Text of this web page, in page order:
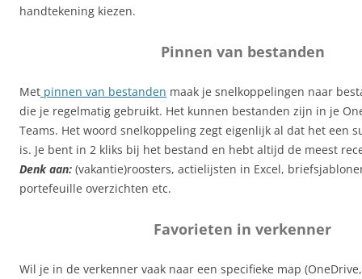
handtekening kiezen.
Pinnen van bestanden
Met pinnen van bestanden maak je snelkoppelingen naar
die je regelmatig gebruikt. Het kunnen bestanden zijn in je
Teams. Het woord snelkoppeling zegt eigenlijk al dat het een
is. Je bent in 2 kliks bij het bestand en hebt altijd de meest
Denk aan: (vakantie)roosters, actielijsten in Excel,
portefeuille overzichten etc.
Favorieten in verkenner
Wil je in de verkenner vaak naar een specifieke map (OneDrive,